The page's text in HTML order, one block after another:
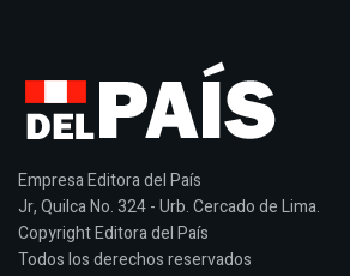
Empresa Editora del País
Jr, Quilca No. 324 - Urb. Cercado de Lima.
Copyright Editora del País
Todos los derechos reservados